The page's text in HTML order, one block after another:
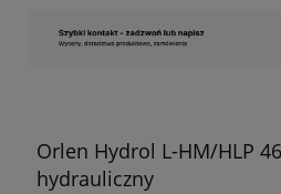
Orlen Hydrol L-HM/HLP
hydrauliczny